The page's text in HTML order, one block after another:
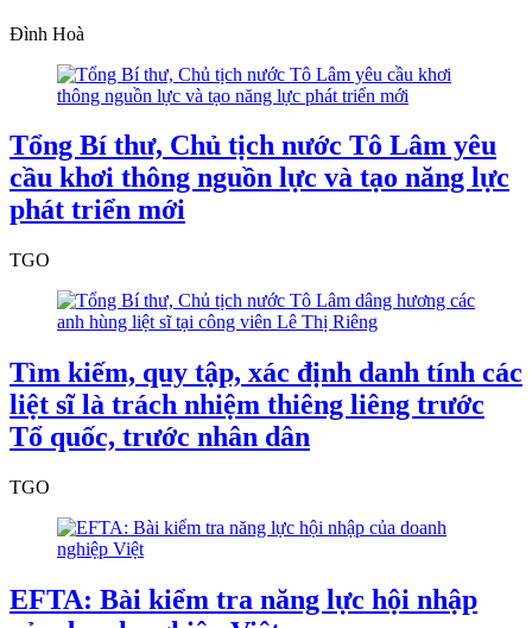
Đình Hoà
Tổng Bí thư, Chủ tịch nước Tô Lâm yêu
cầu khơi thông nguồn lực và tạo năng lực
phát triển mới
TGO
Tìm kiếm, quy tập, xác định danh tính các
liệt sĩ là trách nhiệm thiêng liêng trước
Tổ quốc, trước nhân dân
TGO
EFTA: Bài kiểm tra năng lực hội nhập